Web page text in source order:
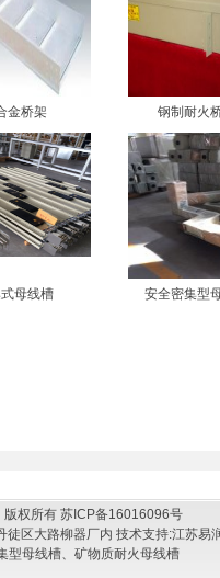
金桥架 钢制耐火
母线槽 安全密集型
版权所有 苏ICP备16016096号
区大路柳器厂内 技术支持:江苏易
型母线槽、矿物质耐火母线槽